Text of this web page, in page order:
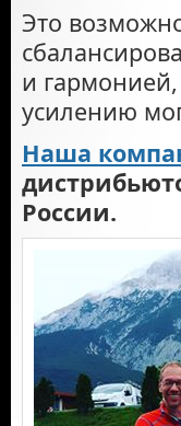
Это
и
усилению
Наша
России.